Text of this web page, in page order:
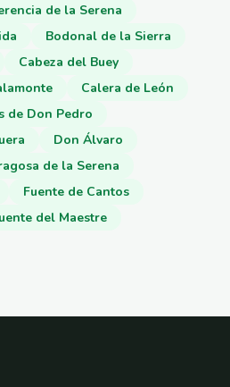
de la Serena
Bodonal de la Sierra
Cabeza del Buey
Calera de León
de Don Pedro
Don Álvaro
de la Serena
Fuente de Cantos
del Maestre